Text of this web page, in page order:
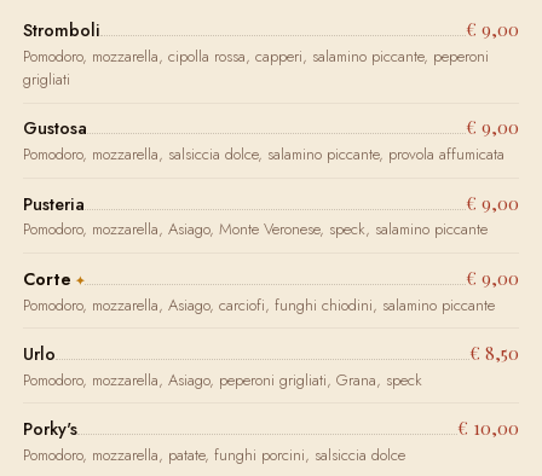
Stromboli € 9,00
Pomodoro, mozzarella, cipolla rossa, capperi, salamino piccante, peperoni
grigliati
Gustosa € 9,00
Pomodoro, mozzarella, salsiccia dolce, salamino piccante, provola affumicata
Pusteria € 9,00
Pomodoro, mozzarella, Asiago, Monte Veronese, speck, salamino piccante
Corte € 9,00
Pomodoro, mozzarella, Asiago, carciofi, funghi chiodini, salamino piccante
Urlo € 8,50
Pomodoro, mozzarella, Asiago, peperoni grigliati, Grana, speck
Porky's € 10,00
Pomodoro, mozzarella, patate, funghi porcini, salsiccia dolce